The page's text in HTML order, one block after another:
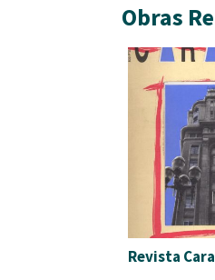
Obras
Revista